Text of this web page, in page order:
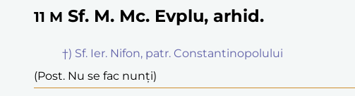
11 M Sf. M. Mc. Evplu, arhid.
†) Sf. Ier. Nifon, patr. Constantinopolului
(Post. Nu se fac nunți)